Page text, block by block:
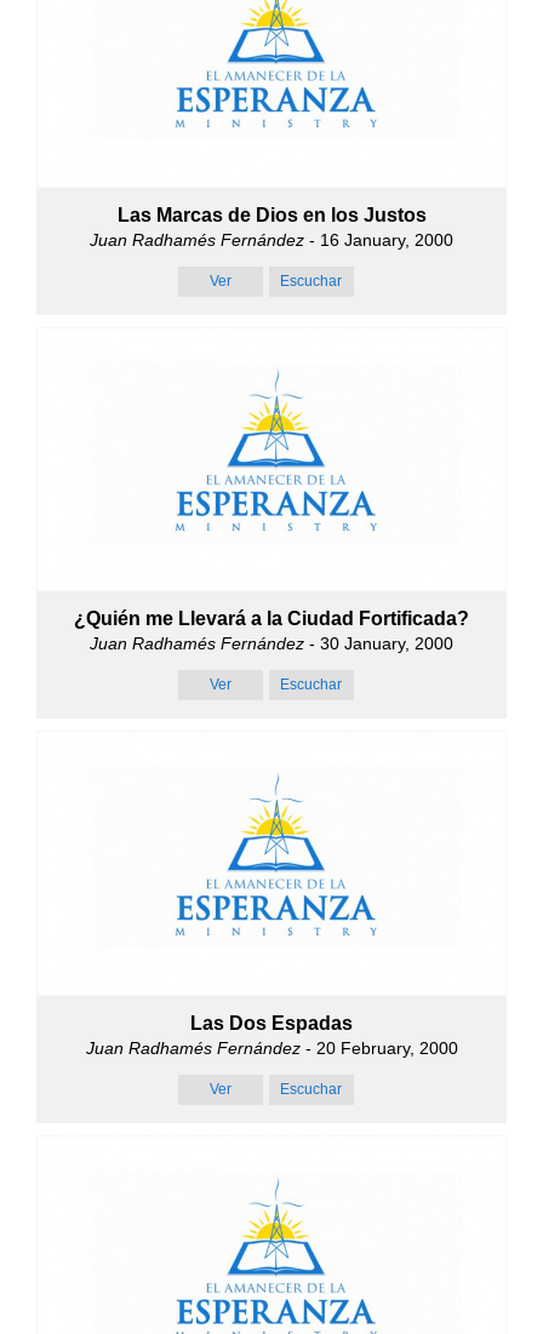
Las Marcas de Dios en los Justos
Juan Radhamés Fernández - 16 January, 2000
Ver Escuchar
¿Quién me Llevará a la Ciudad Fortificada?
Juan Radhamés Fernández - 30 January, 2000
Ver Escuchar
Las Dos Espadas
Juan Radhamés Fernández- 20 February, 2000
Ver Escuchar